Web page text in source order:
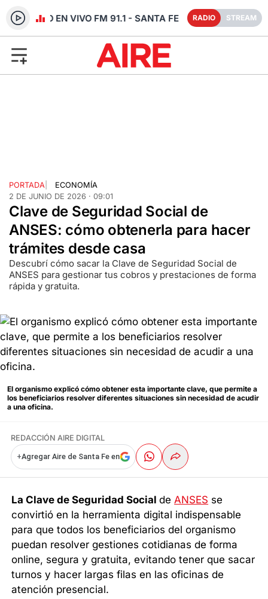
RADIO EN VIVO FM 91.1 - SANTA FE RADIO STREAM
PORTADA
ECONOMÍA
2 DE JUNIO DE 2026 · 09:01
Clave de Seguridad Social de
ANSES: cómo obtenerla para hacer
trámites desde casa
Descubrí cómo sacar la Clave de Seguridad Social de
ANSES para gestionar tus cobros y prestaciones de forma
rápida y gratuita.
El organismo explicó cómo obtener esta importante clave, que permite a
los beneficiarios resolver diferentes situaciones sin necesidad de acudir
a una oficina.
REDACCIÓN AIRE DIGITAL
+Agregar Aire de Santa Fe en
La Clave de Seguridad SocialdeANSES se
convirtió en la herramienta digital indispensable
para que todos los beneficiarios del organismo
puedan resolver gestiones cotidianas de forma
online, segura y gratuita, evitando tener que sacar
turnos y hacer largas filas en las oficinas de
atención presencial.